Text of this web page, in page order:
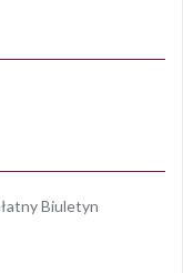
Biuletyn